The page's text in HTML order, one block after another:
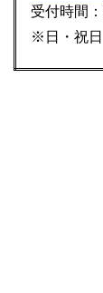
受付時間
※日・祝日